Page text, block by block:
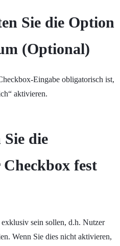
Sie die Option
(Optional)
Eingabe obligatorisch ist,
aktivieren.
die
fest
sein sollen, d.h. Nutzer
Wenn Sie dies nicht aktivieren,